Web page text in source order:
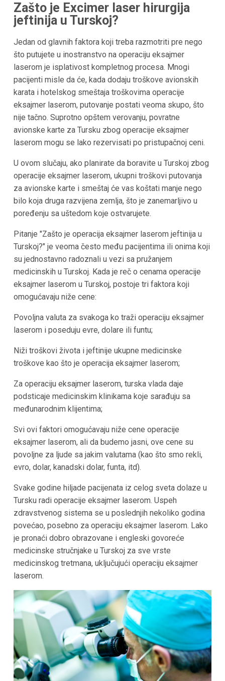
Zašto je Excimer laser hirurgija
jeftinija u Turskoj?
Jedan od glavnih faktora koji treba razmotriti pre nego
što putujete u inostranstvo na operaciju eksajmer
laserom je isplativost kompletnog procesa. Mnogi
pacijenti misle da će, kada dodaju troškove avionskih
karata i hotelskog smeštaja troškovima operacije
eksajmer laserom, putovanje postati veoma skupo, što
nije tačno. Suprotno opštem verovanju, povratne
avionske karte za Tursku zbog operacije eksajmer
laserom mogu se lako rezervisati po pristupačnoj ceni.
U ovom slučaju, ako planirate da boravite u Turskoj zbog
operacije eksajmer laserom, ukupni troškovi putovanja
za avionske karte i smeštaj će vas koštati manje nego
bilo koja druga razvijena zemlja, što je zanemarljivo u
poređenju sa uštedom koje ostvarujete.
Pitanje "Zašto je operacija eksajmer laserom jeftinija u
Turskoj?" je veoma često među pacijentima ili onima koji
su jednostavno radoznali u vezi sa pružanjem
medicinskih u Turskoj. Kada je reč o cenama operacije
eksajmer laserom u Turskoj, postoje tri faktora koji
omogućavaju niže cene:
Povoljna valuta za svakoga ko traži operaciju eksajmer
laserom i poseduju evre, dolare ili funtu;
Niži troškovi života i jeftinije ukupne medicinske
troškove kao što je operacija eksajmer laserom;
Za operaciju eksajmer laserom, turska vlada daje
podsticaje medicinskim klinikama koje sarađuju sa
međunarodnim klijentima;
Svi ovi faktori omogućavaju niže cene operacije
eksajmer laserom, ali da budemo jasni, ove cene su
povoljne za ljude sa jakim valutama (kao što smo rekli,
evro, dolar, kanadski dolar, funta, itd).
Svake godine hiljade pacijenata iz celog sveta dolaze u
Tursku radi operacije eksajmer laserom. Uspeh
zdravstvenog sistema se u poslednjih nekoliko godina
povećao, posebno za operaciju eksajmer laserom. Lako
je pronaći dobro obrazovane i engleski govoreće
medicinske stručnjake u Turskoj za sve vrste
medicinskog tretmana, uključujući operaciju eksajmer
laserom.